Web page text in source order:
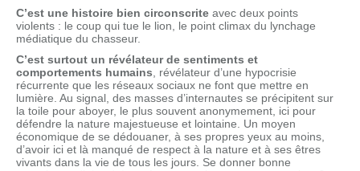
C’est une histoire bien circonscrite avec deux points
violents : le coup qui tue le lion, le point climax du lynchage
médiatique du chasseur.
C’est surtout un révélateur de sentiments et
comportements humains, révélateur d’une hypocrisie
récurrente que les réseaux sociaux ne font que mettre en
lumière. Au signal, des masses d’internautes se précipitent sur
la toile pour aboyer, le plus souvent anonymement, ici pour
défendre la nature majestueuse et lointaine. Un moyen
économique de se dédouaner, à ses propres yeux au moins,
d’avoir ici et là manqué de respect à la nature et à ses êtres
vivants dans la vie de tous les jours. Se donner bonne